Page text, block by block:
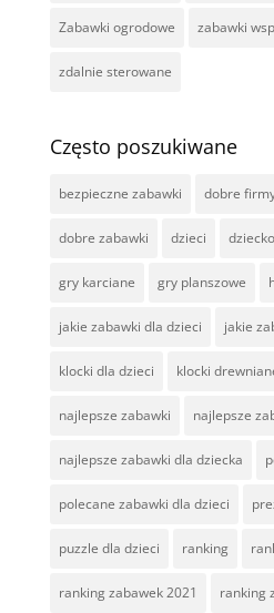
Zabawki ogrodowe zabawki
zdalnie sterowane
Często poszukiwane
bezpieczne zabawki dobre
dobre zabawki dzieci dziecko
gry karciane gry planszowe
jakie zabawki dla dzieci jakie
klocki dla dzieci klocki
najlepsze zabawki najlepsze
najlepsze zabawki dla dziecka
polecane zabawki dla dzieci
puzzle dla dzieci ranking
ranking zabawek 2021 ranking